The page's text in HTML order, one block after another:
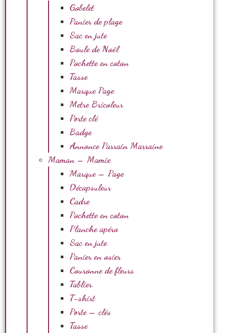
Gobelet
Panier de plage
Sac en jute
Boule de Noël
Pochette en coton
Tasse
Marque Page
Metre Bricoleur
Porte clé
Badge
Annonce Parrain Marraine
Maman – Mamie
Marque – Page
Décapsuleur
Cadre
Pochette en coton
Planche apéro
Sac en jute
Panier en osier
Couronne de fleurs
Tablier
T-shirt
Porte – clés
Tasse